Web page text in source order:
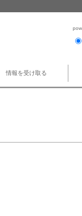
情報を受け取る